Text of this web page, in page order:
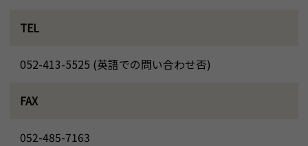
TEL
052-413-5525 (英語での問い合わせ否)
FAX
052-485-7163